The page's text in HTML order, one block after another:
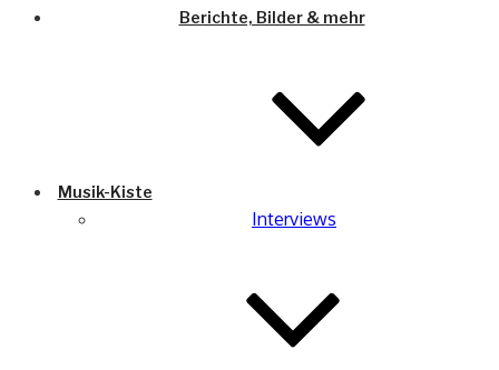
Berichte, Bilder & mehr
Musik-Kiste
Interviews